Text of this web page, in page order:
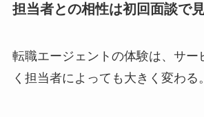
担当者との相性は初回面談で
転職エージェントの体験は、サー
く担当者によっても大きく変わる。